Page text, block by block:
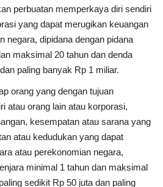
perbuatan memperkaya diri sendiri
yang dapat merugikan keuangan
negara, dipidana dengan pidana
maksimal 20 tahun dan denda
paling banyak Rp 1 miliar.
orang yang dengan tujuan
atau orang lain atau korporasi,
kesempatan atau sarana yang
atau kedudukan yang dapat
atau perekonomian negara,
minimal 1 tahun dan maksimal
sedikit Rp 50 juta dan paling